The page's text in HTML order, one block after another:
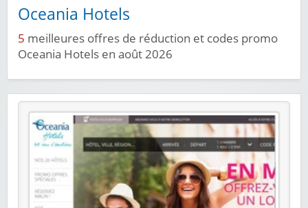
Oceania Hotels
5 meilleures offres de réduction et codes promo
Oceania Hotels en août 2026